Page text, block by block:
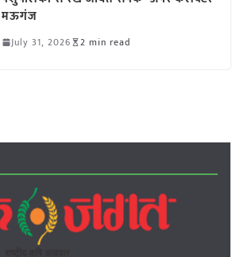
मऊगंज
July 31, 2026 2 min read